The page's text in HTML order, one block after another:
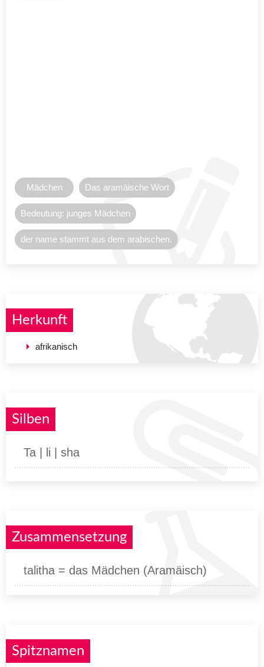
Mädchen Das aramäische Wort
Bedeutung: junges Mädchen
der name stammt aus dem arabischen.
Herkunft
afrikanisch
Silben
Ta | li | sha
Zusammensetzung
talitha = das Mädchen (Aramäisch)
Spitznamen